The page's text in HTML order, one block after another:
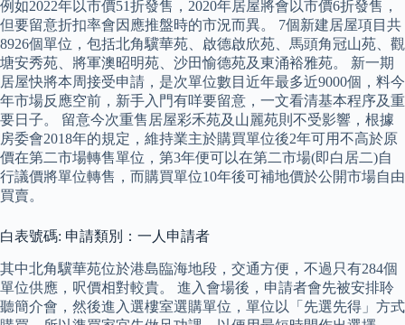
例如2022年以市價51折發售，2020年居屋將會以市價6折發售，
但要留意折扣率會因應推盤時的市況而異。 7個新建居屋項目共
8926個單位，包括北角驥華苑、啟德啟欣苑、馬頭角冠山苑、觀
塘安秀苑、將軍澳昭明苑、沙田愉德苑及東涌裕雅苑。 新一期
居屋快將本周接受申請，是次單位數目近年最多近9000個，料今
年市場反應空前，新手入門有咩要留意，一文看清基本程序及重
要日子。 留意今次重售居屋彩禾苑及山麗苑則不受影響，根據
房委會2018年的規定，維持業主於購買單位後2年可用不高於原
價在第二市場轉售單位，第3年便可以在第二市場(即白居二)自
行議價將單位轉售，而購買單位10年後可補地價於公開市場自由
買賣。
白表號碼: 申請類別：一人申請者
其中北角驥華苑位於港島臨海地段，交通方便，不過只有284個
單位供應，呎價相對較貴。 進入會場後，申請者會先被安排聆
聽簡介會，然後進入選樓室選購單位，單位以「先選先得」方式